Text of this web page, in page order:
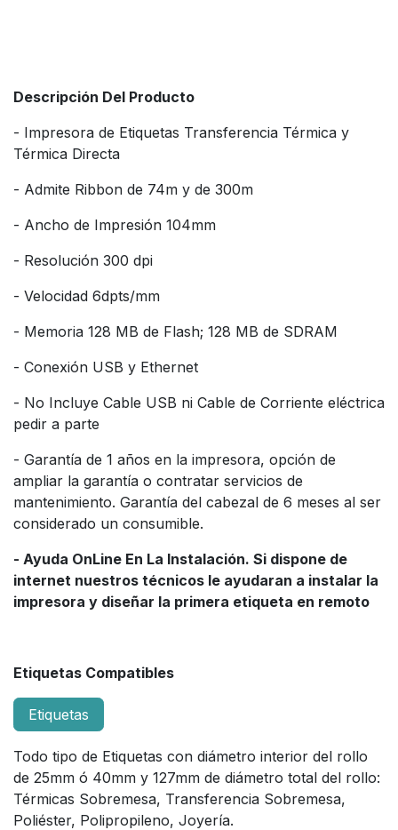
Descripción Del Producto
- Impresora de Etiquetas Transferencia Térmica y
Térmica Directa
- Admite Ribbon de 74m y de 300m
- Ancho de Impresión 104mm
- Resolución 300 dpi
- Velocidad 6dpts/mm
- Memoria 128 MB de Flash; 128 MB de SDRAM
- Conexión USB y Ethernet
- No Incluye Cable USB ni Cable de Corriente eléctrica
pedir a parte
- Garantía de 1 años en la impresora, opción de
ampliar la garantía o contratar servicios de
mantenimiento. Garantía del cabezal de 6 meses al ser
considerado un consumible.
- Ayuda OnLine En La Instalación. Si dispone de
internet nuestros técnicos le ayudaran a instalar la
impresora y diseñar la primera etiqueta en remoto
Etiquetas Compatibles
Etiquetas
Todo tipo de Etiquetas con diámetro interior del rollo
de 25mm ó 40mm y 127mm de diámetro total del rollo:
Térmicas Sobremesa, Transferencia Sobremesa,
Poliéster, Polipropileno, Joyería.